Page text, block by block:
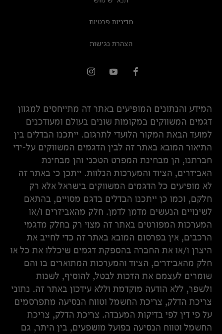
מדיניות פרטיות
הצהרת נגישות
המידע והנתונים המופיעים באתר זה מתייחסים למגוון
דגמים המשווקים במקומות שונים בעולם ומעודכנים
למועד הבאת המקור הלועדי לתרגום. ייתכנו הבדלים בין
התיאור המובא באתר זה לבין הדגמים המשווקים על-ידי
חברתנו, הן מבחינת המפרט הטכני והן מבחינת
האביזרים, הציוד והמערכות הנלוות. ייתכן כי באתר זה
לא מופיעים כל הדגמים המשווקים בישראל אלא רק
חלקם, וכמו כן ייתכנו הבדלים בדגם מסויים, בהתאם
לשינויים הנעשים מדמן לדמן. חלק מהאביזרים ו/או
המערכות המפורטים באתר זה מצוי רק בחלק מדגמי
הרכבים, אין בפרסום המובא באתר זה כדי לחייב את
היצרן ו/או את החברה בהספקת דגמים שיכללו את כל או
חלק מהאביזרים, הציוד והמערכות המתוארים בו והם
שומרים לעצמם את הזכות לבטל, להוסיף, לשנות
ולשפר, ללא הודעה מוקדמת וללא עידכון באתר זה. נתוני
צריכת הדלק, צריכת החשמל וטווח הנסיעה מתפרסמים
על פי דין לפי בדיקות המעבדה. צריכת הדלק, צריכת
החשמל וטווח הנסיעה בפועל מושפעים, בין היתר, גם